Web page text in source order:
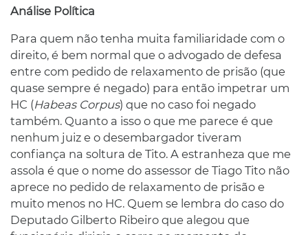
Análise Política
Para quem não tenha muita familiaridade com o
direito, é bem normal que o advogado de defesa
entre com pedido de relaxamento de prisão (que
quase sempre é negado) para então impetrar um
HC (Habeas Corpus) que no caso foi negado
também. Quanto a isso o que me parece é que
nenhum juiz e o desembargador tiveram
confiança na soltura de Tito. A estranheza que me
assola é que o nome do assessor de Tiago Tito não
aprece no pedido de relaxamento de prisão e
muito menos no HC. Quem se lembra do caso do
Deputado Gilberto Ribeiro que alegou que